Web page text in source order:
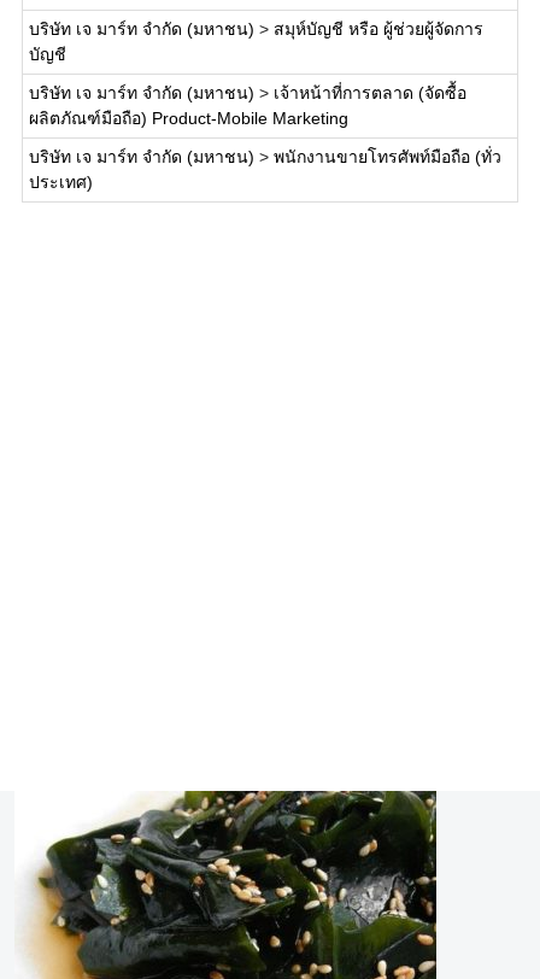
บริษัท เจ มาร์ท จำกัด (มหาชน) > สมุห์บัญชี หรือ ผู้ช่วยผู้จัดการ
บัญชี
บริษัท เจ มาร์ท จำกัด (มหาชน) > เจ้าหน้าที่การตลาด (จัดซื้อ
ผลิตภัณฑ์มือถือ) Product-Mobile Marketing
บริษัท เจ มาร์ท จำกัด (มหาชน) > พนักงานขายโทรศัพท์มือถือ (ทั่ว
ประเทศ)